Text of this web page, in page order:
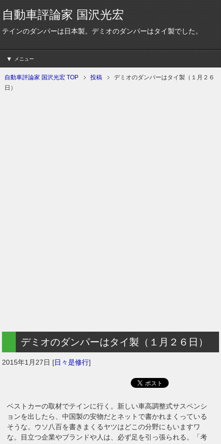
自動車評論家 国沢光宏
テインのダンパーは日本製。デミオのダンパーはタイ製でした。
メニュー
自動車評論家 国沢光宏 TOP 投稿
デミオのダンパーはタイ製（１月２６
日）
デミオのダンパーはタイ製（１月２６日）
2015年1月27日 [日々是修行]
ベストカーの取材でテインに行く。新しい車高調整式サスペンシ
ョンを出したら、中国製の安物だとネットで書かれまくっている
そうな。ウソ八百を書きまくるヤツはどこの分野にもいますワ
な。目立つ企業やブランドや人は、必ず足を引っ張られる。「考